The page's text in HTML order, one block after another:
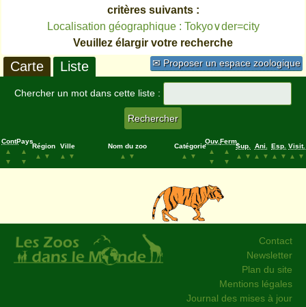
critères suivants :
Localisation géographique : Tokyo∨der=city
Veuillez élargir votre recherche
✉ Proposer un espace zoologique
Carte Liste
Chercher un mot dans cette liste :
Cont.
▲
▼
Pays
▲
▼
Région
▲
▼
Ville
▲
▼
Nom du zoo
▲
▼
Catégorie
▲
▼
Ouv.
▲
▼
Ferm.
▲
▼
Sup.
▲
▼
Ani.
▲
▼
Esp.
▲
▼
Visit.
▲
▼
Contact
Newsletter
Plan du site
Mentions légales
Journal des mises à jour